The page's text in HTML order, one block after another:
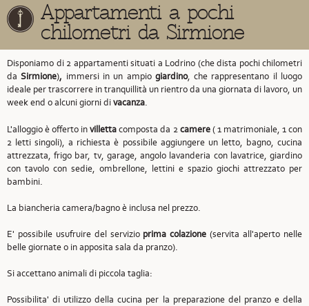
Appartamenti a pochi
chilometri da Sirmione
Disponiamo di 2 appartamenti situati a Lodrino (che dista pochi chilometri
da Sirmione), immersi in un ampio giardino, che rappresentano il luogo
ideale per trascorrere in tranquillità un rientro da una giornata di lavoro, un
week end o alcuni giorni divacanza.
L'alloggio è offerto invillettacomposta da 2camere( 1 matrimoniale, 1 con
2 letti singoli), a richiesta è possibile aggiungere un letto, bagno, cucina
attrezzata, frigo bar, tv, garage, angolo lavanderia con lavatrice, giardino
con tavolo con sedie, ombrellone, lettini e spazio giochi attrezzato per
bambini.
La biancheria camera/bagno è inclusa nel prezzo.
E' possibile usufruire del servizio prima colazione (servita all'aperto nelle
belle giornate o in apposita sala da pranzo).
Si accettano animali di piccola taglia:
Possibilita' di utilizzo della cucina per la preparazione del pranzo e della